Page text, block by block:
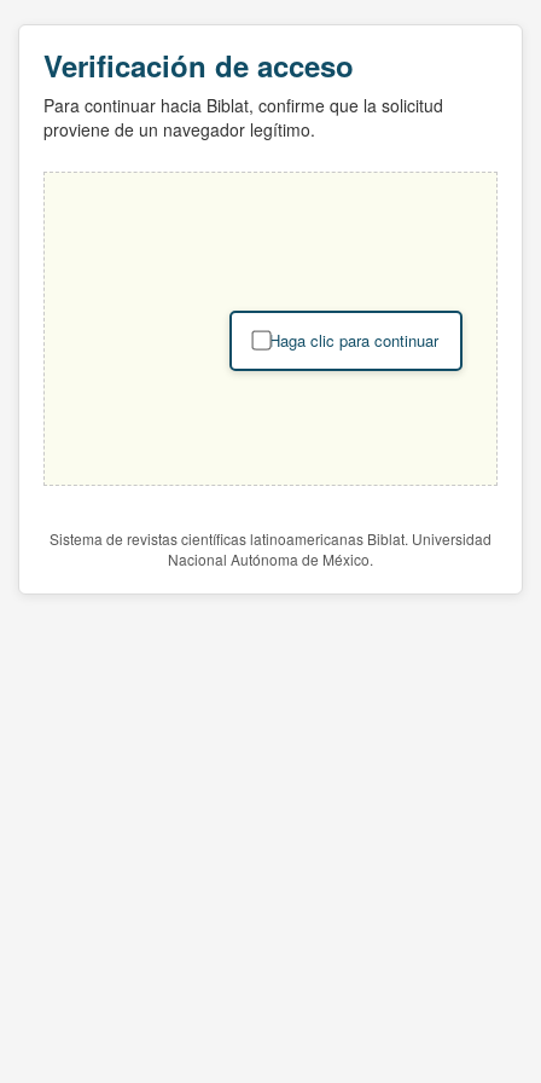
Verificación de acceso
Para continuar hacia Biblat, confirme que la solicitud
proviene de un navegador legítimo.
Haga clic para continuar
Sistema de revistas científicas latinoamericanas Biblat. Universidad
Nacional Autónoma de México.